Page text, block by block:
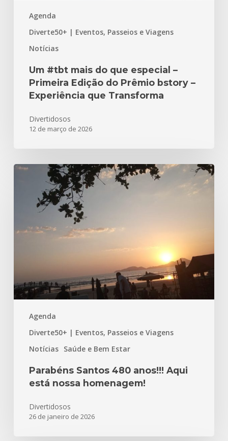
Agenda
Diverte50+ | Eventos, Passeios e Viagens
Notícias
bstory
Transforma
Um #tbt mais do que especial –
Primeira Edição do Prêmio bstory –
Experiência que Transforma
Divertidosos
12 de março de 2026
Agenda
Diverte50+ | Eventos, Passeios e Viagens
Notícias Saúde e Bem Estar
Parabéns
Parabéns Santos 480 anos!!! Aqui
está nossa homenagem!
Divertidosos
26 de janeiro de 2026